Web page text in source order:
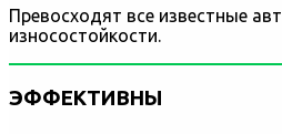
Превосходят все известные
износостойкости.
ЭФФЕКТИВНЫ